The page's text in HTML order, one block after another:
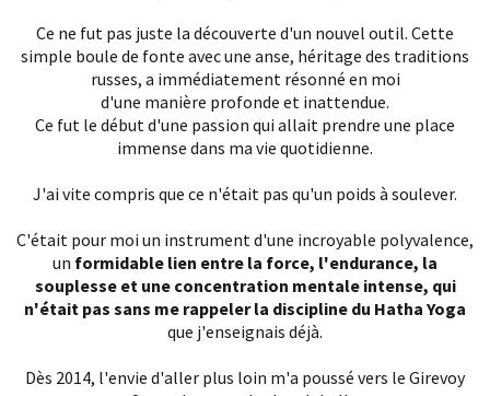
Ce ne fut pas juste la découverte d'un nouvel outil. Cette
simple boule de fonte avec une anse, héritage des traditions
russes, a immédiatement résonné en moi
d'une manière profonde et inattendue.
Ce fut le début d'une passion qui allait prendre une place
immense dans ma vie quotidienne.
J'ai vite compris que ce n'était pas qu'un poids à soulever.
C'était pour moi un instrument d'une incroyable polyvalence,
un formidable lien entre la force, l'endurance, la
souplesse et une concentration mentale intense, qui
n'était pas sans me rappeler la discipline du Hatha Yoga
que j'enseignais déjà.
Dès 2014, l'envie d'aller plus loin m'a poussé vers le Girevoy